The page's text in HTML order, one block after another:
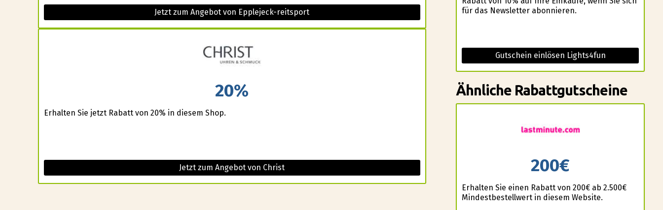
Jetzt zum Angebot von Epplejeck-reitsport
20%
Erhalten Sie jetzt Rabatt von 20% in diesem Shop.
Jetzt zum Angebot von Christ
für das Newsletter abonnieren.
Gutschein einlösen Lights4fun
Ähnliche Rabattgutscheine
200€
Erhalten Sie einen Rabatt von 200€ ab 2.500€
Mindestbestellwert in diesem Website.